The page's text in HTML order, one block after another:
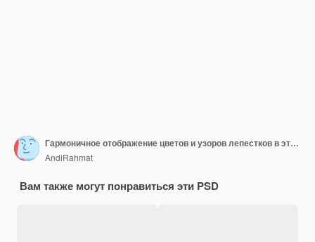
Гармоничное отображение цветов и узоров лепестков в этой увлекательной акварельной работе
AndiRahmat
Вам также могут понравиться эти PSD